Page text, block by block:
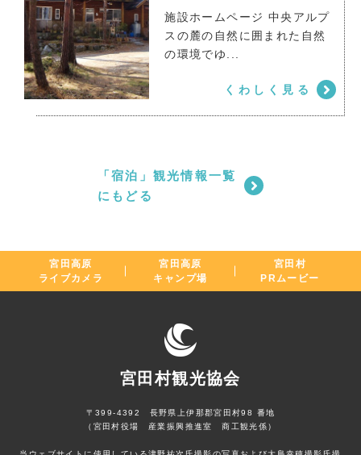
ペンションめいぷる
施設ホームページ 中央アルプ
スの麓の自然に囲まれた自然
の環境でゆ...
くわしく見る
「宿泊」観光情報一覧
にもどる
宮田高原
ライブカメラ
宮田高原
キャンプ場
宮田村
PRムービー
宮田村観光協会
〒399-4392 長野県上伊那郡宮田村98 番地
（宮田村役場 産業振興推進室 商工観光係）